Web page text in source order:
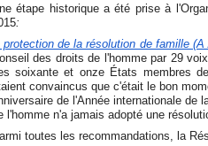
étape historique a été prise à
:
protection de la résolution de famille
des droits de l'homme par 29
soixante et onze États membres
convaincus que c'était le bon
de l'Année internationale de
l'homme n'a jamais adopté une
toutes les recommandations, la